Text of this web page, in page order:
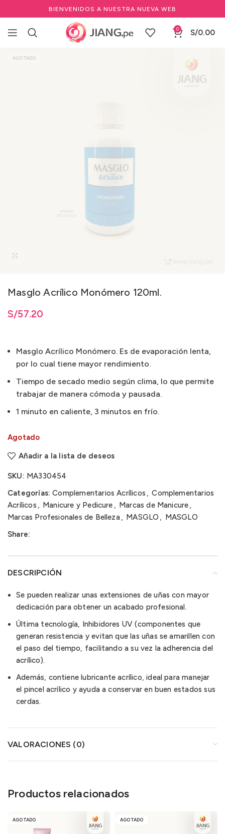
BIENVENIDOS A NUESTRA NUEVA WEB
0 S/0.00
Inicio Manicure y Pedicure MASGLO
AGOTADO
Masglo Acrílico Monómero 120ml.
S/57.20
Masglo Acrílico Monómero. Es de evaporación lenta,
por lo cual tiene mayor rendimiento.
Tiempo de secado medio según clima, lo que permite
trabajar de manera cómoda y pausada.
1 minuto en caliente, 3 minutos en frío.
Agotado
Añadir a la lista de deseos
SKU: MA330454
Categorías: Complementarios Acrílicos , Complementarios
Acrílicos , Manicure y Pedicure , Marcas de Manicure,
Marcas Profesionales de Belleza, MASGLO , MASGLO
Share:
DESCRIPCIÓN
Se pueden realizar unas extensiones de uñas con mayor
dedicación para obtener un acabado profesional.
Última tecnología, Inhibidores UV (componentes que
generan resistencia y evitan que las uñas se amarillen con
el paso del tiempo, facilitando a su vez la adherencia del
acrílico).
Además, contiene lubricante acrílico, ideal para manejar
el pincel acrílico y ayuda a conservar en buen estados sus
cerdas.
VALORACIONES (0)
Productos relacionados
AGOTADO AGOTADO